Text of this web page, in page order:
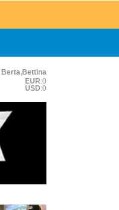
Berta,Bettina
EUR:0
USD:0